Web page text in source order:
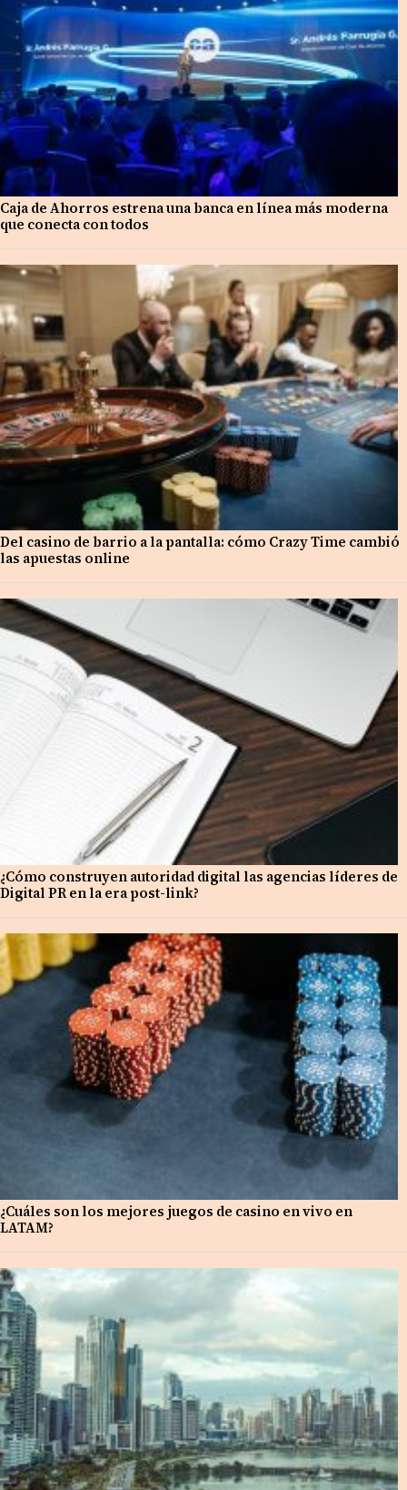
Caja de Ahorros estrena una banca en línea más moderna
que conecta con todos
Del casino de barrio a la pantalla: cómo Crazy Time cambió
las apuestas online
¿Cómo construyen autoridad digital las agencias líderes de
Digital PR en la era post-link?
¿Cuáles son los mejores juegos de casino en vivo en
LATAM?